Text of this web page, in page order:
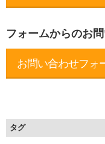
フォームからのお
お問い合わせフォ
タグ